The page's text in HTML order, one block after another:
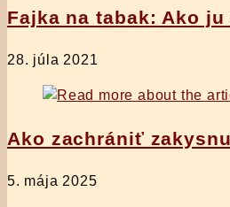
Fajka na tabak: Ako
28. júla 2021
Ako zachrániť
5. mája 2025